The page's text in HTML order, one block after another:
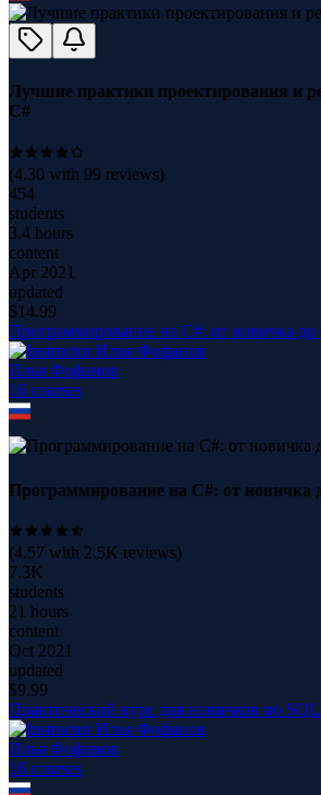
Лучшие практики проектирования и
C#
(4.30 with 99 reviews)
454
students
3.4 hours
content
Apr 2021
updated
$14.99
Программирование на C#: от новичка до
Илья Фофанов
16 courses
Программирование на C#: от новичка
(4.57 with 2.5K reviews)
7.3K
students
21 hours
content
Oct 2021
updated
$9.99
Практический курс для новичков по
Илья Фофанов
16 courses